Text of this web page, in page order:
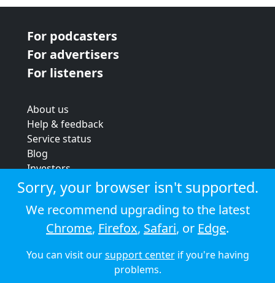
For podcasters
For advertisers
For listeners
About us
Help & feedback
Service status
Blog
Investors
Strategic review
Terms & conditions
Privacy policy
Cookie policy
© 2026 Audioboom
Sorry, your browser isn't supported.
We recommend upgrading to the latest
Chrome, Firefox, Safari, or Edge.
You can visit oursupport centerif you're having
problems.